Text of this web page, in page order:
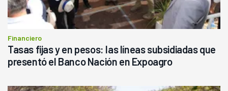
Financiero
Tasas fijas y en pesos: las líneas subsidiadas que
presentó el Banco Nación en Expoagro